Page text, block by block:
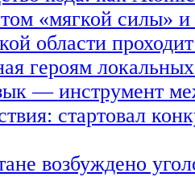
«мягкой силы» и
области
героям
— инструмент
стартовал
возбуждено